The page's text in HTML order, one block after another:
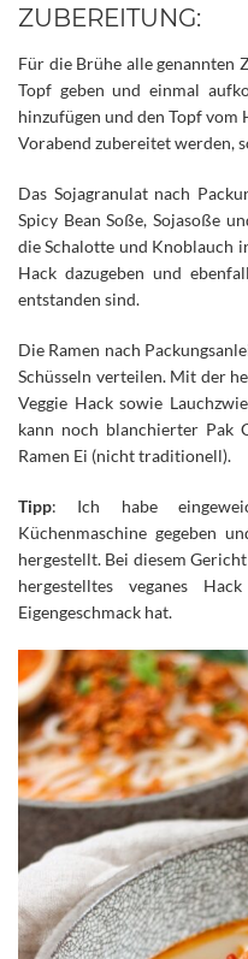
ZUBEREITUNG:
Für die Brühe alle genannten
Topf geben und einmal
hinzufügen und den Topf vom
Vorabend zubereitet werden,
Das Sojagranulat nach
Spicy Bean Soße, Sojasoße
die Schalotte und Knoblauch
Hack dazugeben und
entstanden sind.
Die Ramen nach
Schüsseln verteilen. Mit der
Veggie Hack sowie
kann noch blanchierter Pak
Ramen Ei (nicht traditionell).
Tipp: Ich habe
Küchenmaschine gegeben
hergestellt. Bei diesem
hergestelltes veganes
Eigengeschmack hat.